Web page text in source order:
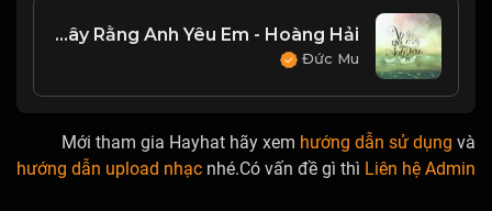
Nhắn Gió Mây Rằng Anh Yêu Em - Hoàng Hải
Đức Mu
Mới tham gia Hayhat hãy xem hướng dẫn sử dụng và
hướng dẫn upload nhạc nhé.Có vấn đề gì thì Liên hệ Admin